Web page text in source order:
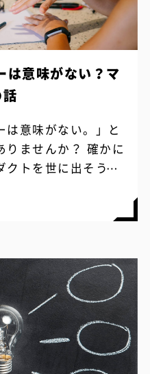
は意味がない？マ
は意味がない。」と
りませんか？ 確かに
トを世に出そうと